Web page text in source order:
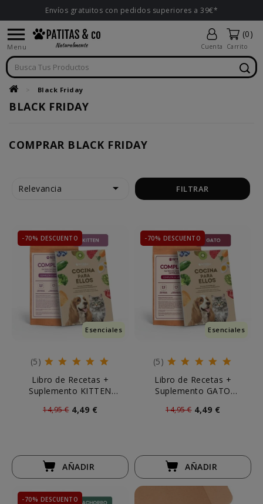
Envíos gratuitos con pedidos superiores a 39€*

Menu Cuenta
(0)
Carrito
Black Friday
BLACK FRIDAY
COMPRAR BLACK FRIDAY
Relevancia  FILTRAR
Esenciales
-70% DESCUENTO
(5)
Libro de Recetas +
Suplemento KITTEN
14,95 € 4,49 €
AÑADIR
Esenciales
-70% DESCUENTO
(5)
Libro de Recetas +
Suplemento GATO
14,95 € 4,49 €
AÑADIR
-70% DESCUENTO